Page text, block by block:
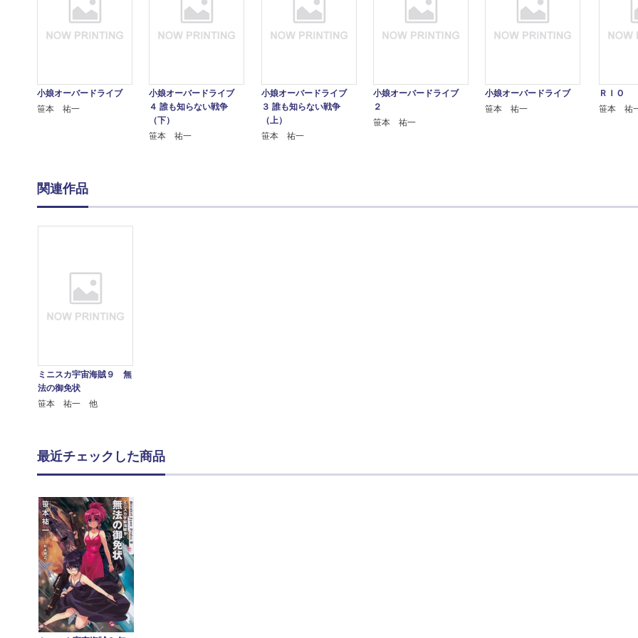
小娘オーバードライブ
笹本 祐一
小娘オーバードライブ
４ 誰も知らない戦争
（下）
笹本 祐一
小娘オーバードライブ
３ 誰も知らない戦争
（上）
笹本 祐一
小娘オーバードライブ
２
笹本 祐一
小娘オーバードライブ
笹本 祐一
ＲＩＯ
笹本 祐
関連作品
ミニスカ宇宙海賊９ 無
法の御免状
笹本 祐一 他
最近チェックした商品